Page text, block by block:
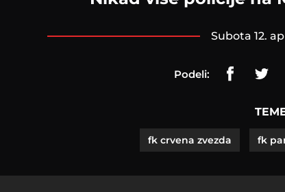
subota 12.
Podeli:
fk crvena zvezda fk